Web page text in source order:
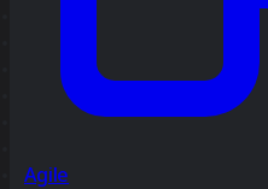
Agile